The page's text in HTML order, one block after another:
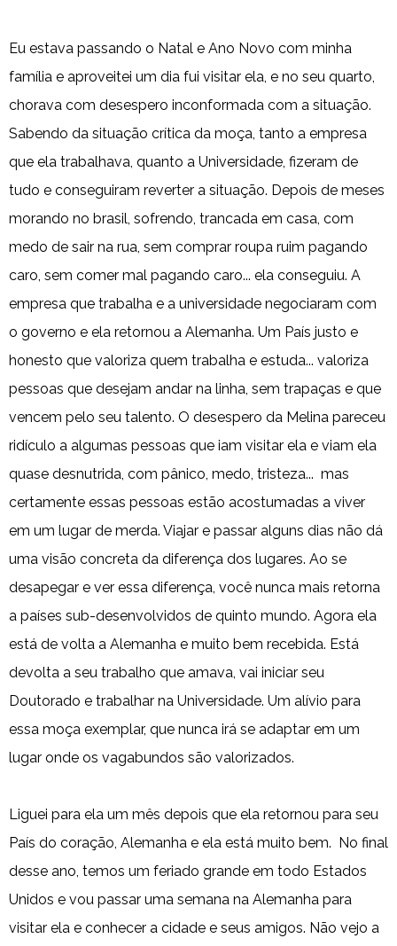
Eu estava passando o Natal e Ano Novo com minha
família e aproveitei um dia fui visitar ela, e no seu quarto,
chorava com desespero inconformada com a situação.
Sabendo da situação crítica da moça, tanto a empresa
que ela trabalhava, quanto a Universidade, fizeram de
tudo e conseguiram reverter a situação. Depois de meses
morando no brasil, sofrendo, trancada em casa, com
medo de sair na rua, sem comprar roupa ruim pagando
caro, sem comer mal pagando caro... ela conseguiu. A
empresa que trabalha e a universidade negociaram com
o governo e ela retornou a Alemanha. Um País justo e
honesto que valoriza quem trabalha e estuda... valoriza
pessoas que desejam andar na linha, sem trapaças e que
vencem pelo seu talento. O desespero da Melina pareceu
ridículo a algumas pessoas que iam visitar ela e viam ela
quase desnutrida, com pânico, medo, tristeza... mas
certamente essas pessoas estão acostumadas a viver
em um lugar de merda. Viajar e passar alguns dias não dá
uma visão concreta da diferença dos lugares. Ao se
desapegar e ver essa diferença, você nunca mais retorna
a países sub-desenvolvidos de quinto mundo. Agora ela
está de volta a Alemanha e muito bem recebida. Está
devolta a seu trabalho que amava, vai iniciar seu
Doutorado e trabalhar na Universidade. Um alívio para
essa moça exemplar, que nunca irá se adaptar em um
lugar onde os vagabundos são valorizados.
Liguei para ela um mês depois que ela retornou para seu
País do coração, Alemanha e ela está muito bem. No final
desse ano, temos um feriado grande em todo Estados
Unidos e vou passar uma semana na Alemanha para
visitar ela e conhecer a cidade e seus amigos. Não vejo a